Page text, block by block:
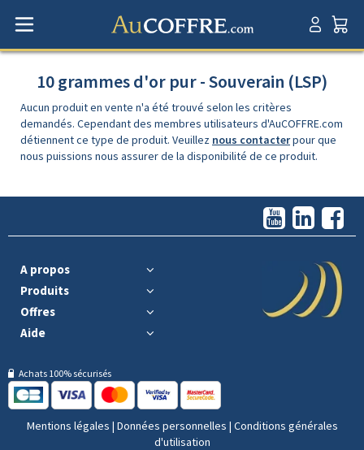
10 grammes d'or pur - Souverain (LSP)
Aucun produit en vente n'a été trouvé selon les critères
demandés. Cependant des membres utilisateurs d'AuCOFFRE.com
détiennent ce type de produit. Veuillez nous contacterpour que
nous puissions nous assurer de la disponibilité de ce produit.
A propos
Produits
Offres
Aide
Achats 100% sécurisés
Mentions légales | Données personnelles | Conditions générales
d'utilisation